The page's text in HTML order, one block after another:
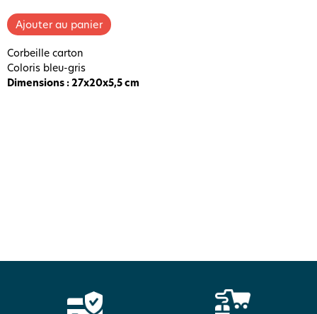
Corbeille carton
Coloris bleu-gris
Dimensions : 27x20x5,5 cm